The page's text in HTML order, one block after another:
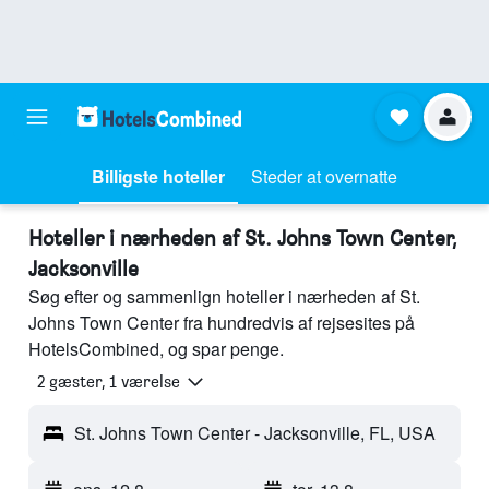
Billigste hoteller Steder at overnatte
Hoteller i nærheden af St. Johns Town Center,
Jacksonville
Søg efter og sammenlign hoteller i nærheden af St.
Johns Town Center fra hundredvis af rejsesites på
HotelsCombined, og spar penge.
2 gæster, 1 værelse
St. Johns Town Center - Jacksonville, FL, USA